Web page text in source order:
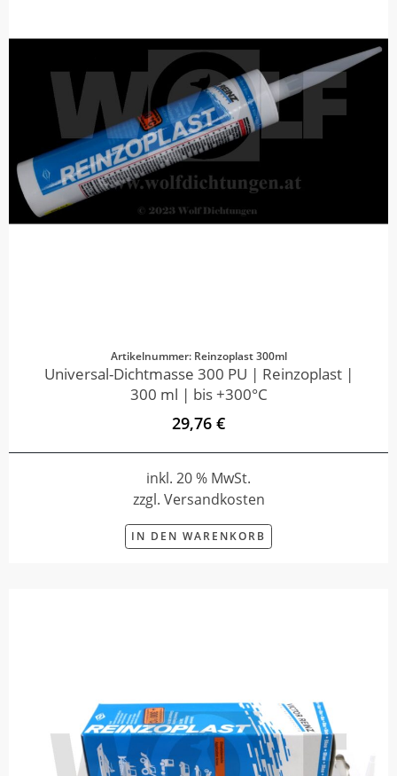
Artikelnummer: Reinzoplast 300ml
Universal-Dichtmasse 300 PU | Reinzoplast |
300 ml | bis +300°C
29,76 €
inkl. 20 % MwSt.
zzgl. Versandkosten
IN DEN WARENKORB